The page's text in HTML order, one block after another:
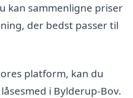
kan sammenligne priser
der bedst passer til
platform, kan du
i Bylderup-Bov.